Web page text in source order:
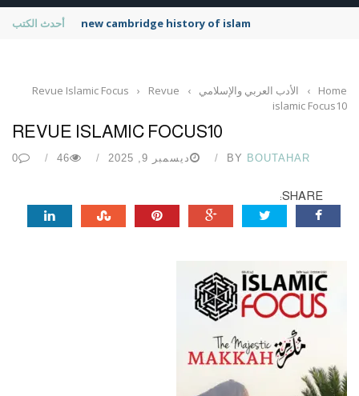
أحدث الكتب new cambridge history of islam
Home
› الأدب العربي والإسلامي ›
Revue Islamic Focus ›
Revue
islamic Focus10
REVUE ISLAMIC FOCUS10
BY BOUTAHAR ديسمبر 9, 2025 46
0
SHARE: